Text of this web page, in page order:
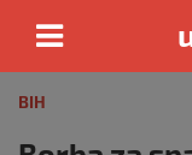
content
BIH